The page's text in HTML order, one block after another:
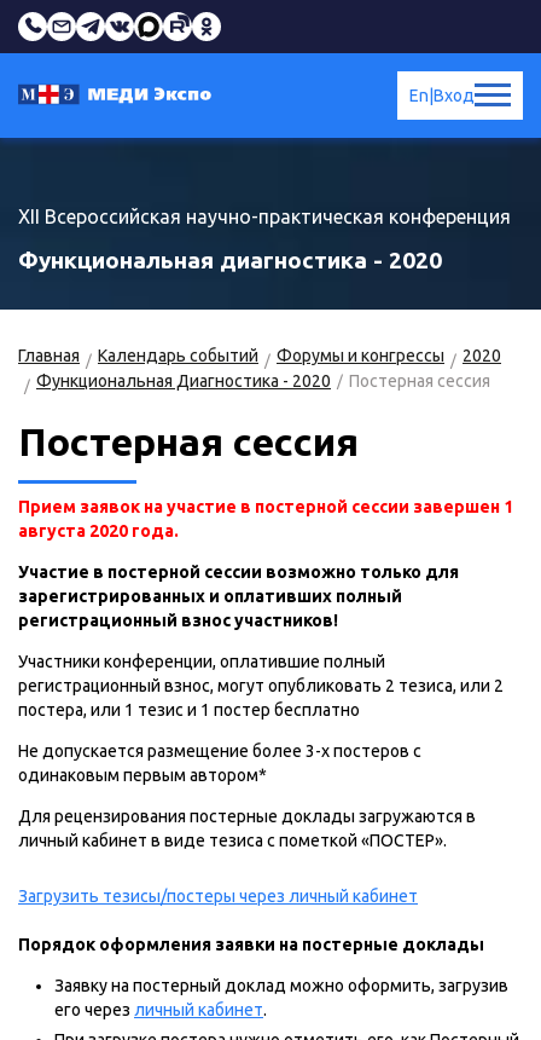
Вход
En
XII Всероссийская научно-практическая конференция
Функциональная диагностика - 2020
Главная Календарь событий Форумы и конгрессы
2020
Функциональная Диагностика - 2020
Постерная сессия
Постерная сессия
Прием заявок на участие в постерной сессии завершен 1
августа 2020 года.
Участие в постерной сессии возможно только для
зарегистрированных и оплативших полный
регистрационный взнос участников!
Участники конференции, оплатившие полный
регистрационный взнос, могут опубликовать 2 тезиса, или 2
постера, или 1 тезис и 1 постер бесплатно
Не допускается размещение более 3-х постеров с
одинаковым первым автором*
Для рецензирования постерные доклады загружаются в
личный кабинет в виде тезиса с пометкой «ПОСТЕР».
Загрузить тезисы/постеры через личный кабинет
Порядок оформления заявки на постерные доклады
Заявку на постерный доклад можно оформить, загрузив
его через личный кабинет.